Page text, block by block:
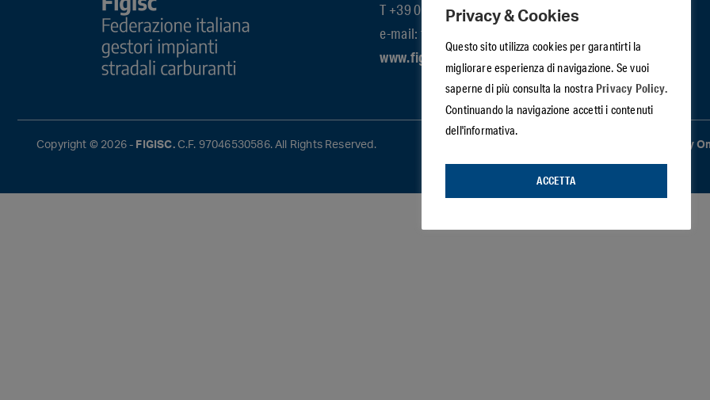
T +39 06 5866351 / F +39 06 58331724
e-mail: figisc@confcommercio.it
www.figisc.it
Copyright © 2026 - FIGISC.C.F. 97046530586. All Rights Reserved. Five Studio by
Privacy & Cookies
Questo sito utilizza cookies per garantirti la
migliorare esperienza di navigazione. Se vuoi
saperne di più consulta la nostra Privacy Policy.
Continuando la navigazione accetti i contenuti
dell'informativa.
ACCETTA